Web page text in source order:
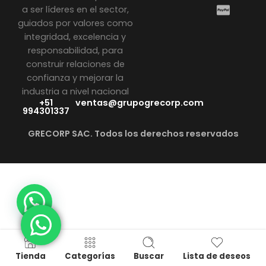
a ser líderes en el sector,
guiados por valores como
integridad, excelencia y
responsabilidad, para
construir relaciones de
confianza y mejorar la
industria a nivel nacional
+51
994301337
ventas@grupogrecorp.com
GRECORP SAC. Todos los derechos reservados
Tienda Categorías Buscar Lista de deseos